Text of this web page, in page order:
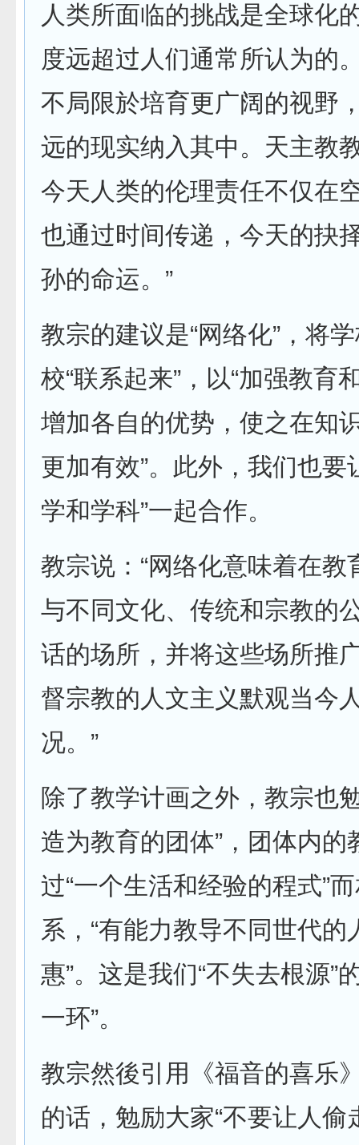
人类所面临的挑战是全球化
度远超过人们通常所认为的
不局限於培育更广阔的视野
远的现实纳入其中。天主教
今天人类的伦理责任不仅在
也通过时间传递，今天的抉
孙的命运。”
教宗的建议是“网络化”，将
校“联系起来”，以“加强教育
增加各自的优势，使之在知
更加有效”。此外，我们也要
学和学科”一起合作。
教宗说：“网络化意味着在教
与不同文化、传统和宗教的
话的场所，并将这些场所推
督宗教的人文主义默观当今
况。”
除了教学计画之外，教宗也
造为教育的团体”，团体内的
过“一个生活和经验的程式”
系，“有能力教导不同世代的
惠”。这是我们“不失去根源”
一环”。
教宗然後引用《福音的喜乐
的话，勉励大家“不要让人偷